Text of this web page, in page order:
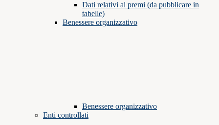
Dati relativi ai premi (da pubblicare in
tabelle)
Benessere organizzativo
Benessere organizzativo
Enti controllati